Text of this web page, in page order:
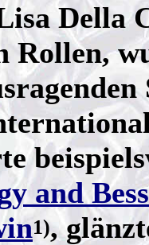
Della
Rollen,
and Bess
1),